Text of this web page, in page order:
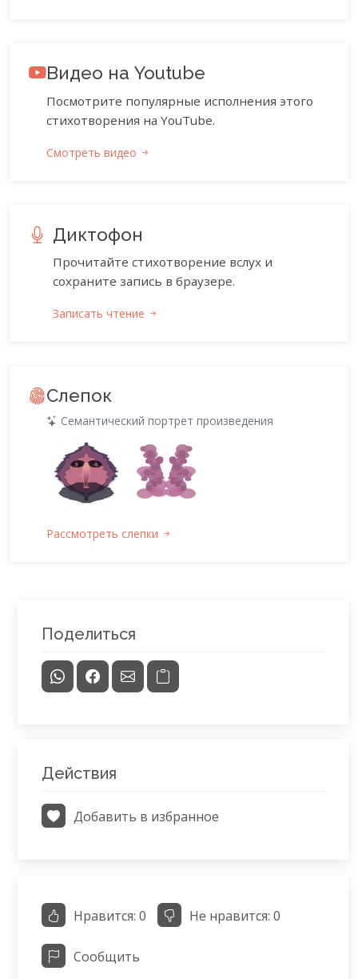
Видео на Youtube
Посмотрите популярные исполнения этого
стихотворения на YouTube.
Смотреть видео
Диктофон
Прочитайте стихотворение вслух и
сохраните запись в браузере.
Записать чтение
Слепок
Семантический портрет произведения
Рассмотреть слепки
Поделиться
Действия
Добавить в избранное
Нравится: 0 Не нравится: 0
Сообщить